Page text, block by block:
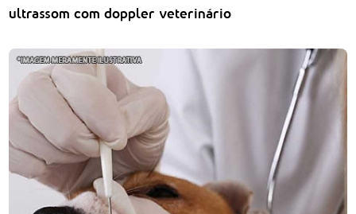
ultrassom com doppler veterinário